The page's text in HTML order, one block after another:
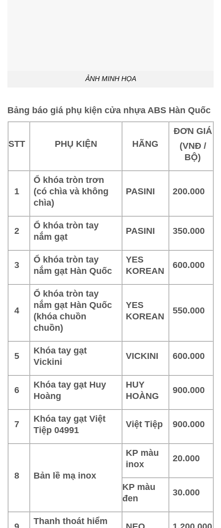
ẢNH MINH HỌA
Bảng báo giá phụ kiện cửa nhựa ABS Hàn Quốc
STT PHỤ KIỆN HÃNG
ĐƠN GIÁ
(VNĐ /
BỘ)
1
Ổ khóa tròn trơn
(có chìa và không
chìa)
PASINI 200.000
2
Ổ khóa tròn tay
nắm gạt
PASINI 350.000
3
Ổ khóa tròn tay
nắm gạt Hàn Quốc
YES
KOREAN
600.000
4
Ổ khóa tròn tay
nắm gạt Hàn Quốc
(khóa chuồn
chuồn)
YES
KOREAN
550.000
5
Khóa tay gạt
Vickini
VICKINI 600.000
6
Khóa tay gạt Huy
Hoàng
HUY
HOÀNG
900.000
7
Khóa tay gạt Việt
Tiệp 04991
Việt Tiệp 900.000
8 Bản lề mạ inox
KP màu
inox
20.000
KP màu
đen
30.000
Thanh thoát hiểm